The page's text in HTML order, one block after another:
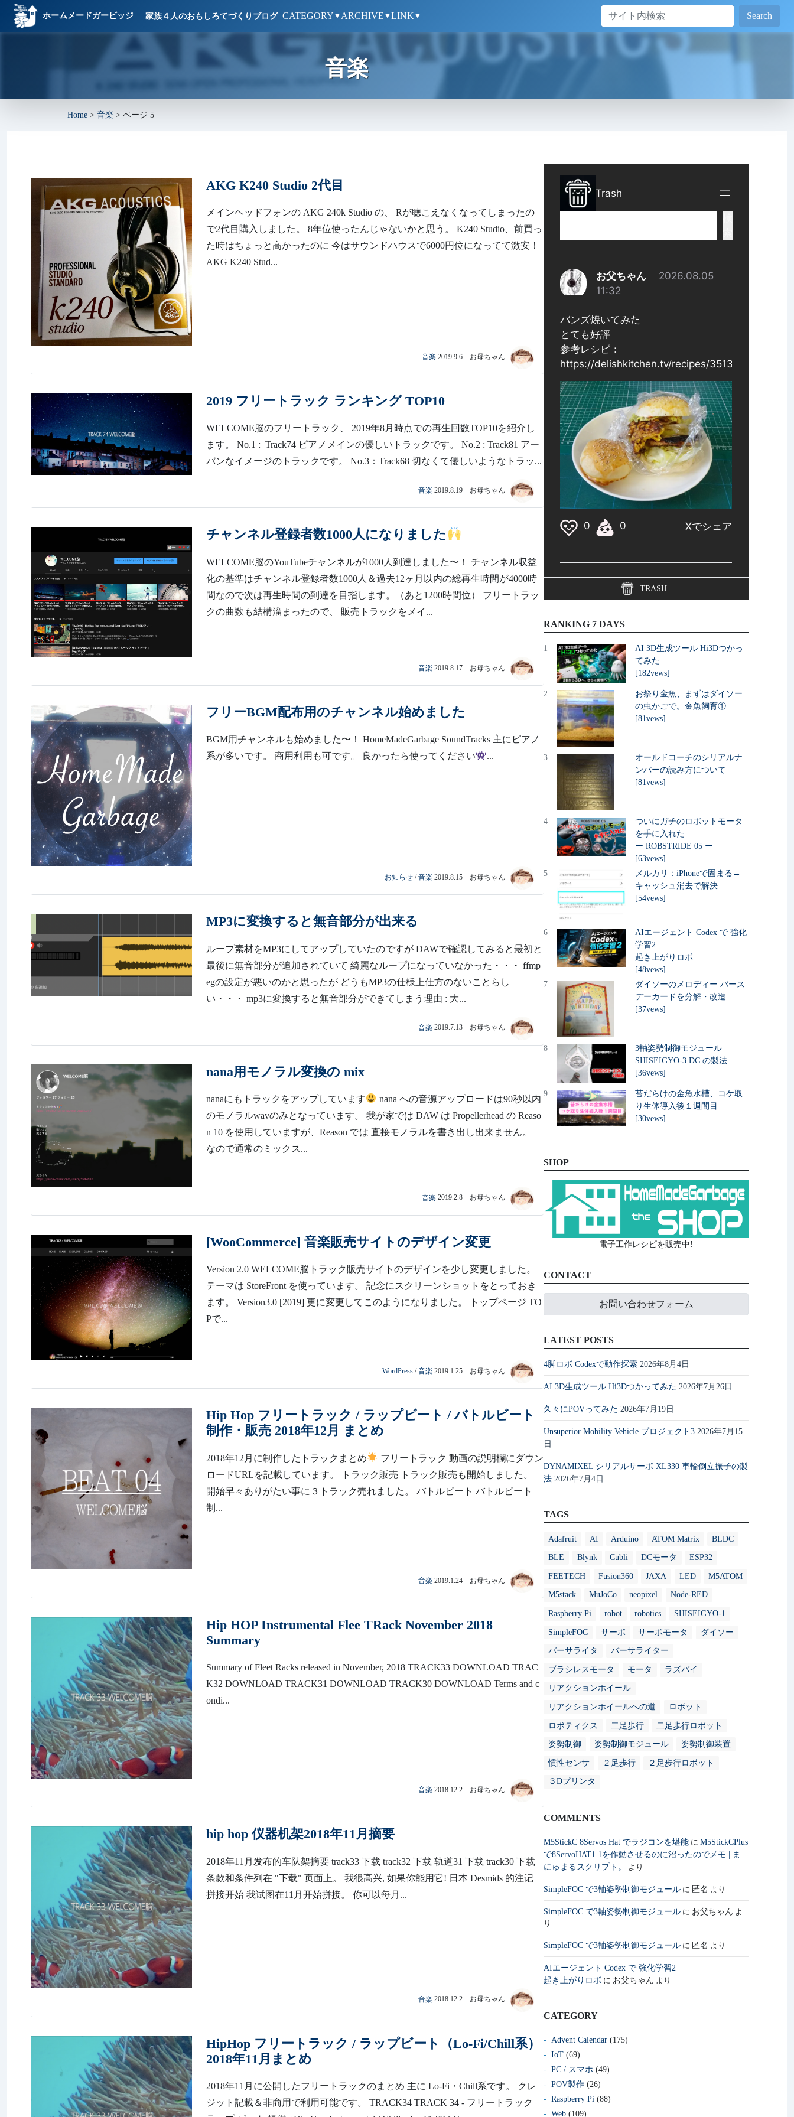
ホームメードガービッジ 家族４人のおもしろてづくりブログ CATEGORY ▼ ARCHIVE ▼LINK ▼ Search
音楽
Home > 音楽 > ページ 5
AKG K240 Studio 2代目
メインヘッドフォンの AKG 240k Studio の、 Rが聴こえなくなってしまったの
で2代目購入しました。 8年位使ったんじゃないかと思う。 K240 Studio、前買っ
た時はちょっと高かったのに 今はサウンドハウスで6000円位になってて激安！
AKG K240 Stud...
音楽 2019.9.6 お母ちゃん
2019 フリートラック ランキング TOP10
WELCOME脳のフリートラック、 2019年8月時点での再生回数TOP10を紹介し
ます。 No.1 : Track74 ピアノメインの優しいトラックです。 No.2 : Track81 アー
バンなイメージのトラックです。 No.3：Track68 切なくて優しいようなトラッ...
音楽 2019.8.19 お母ちゃん
チャンネル登録者数1000人になりました
WELCOME脳のYouTubeチャンネルが1000人到達しました〜！ チャンネル収益
化の基準はチャンネル登録者数1000人＆過去12ヶ月以内の総再生時間が4000時
間なので次は再生時間の到達を目指します。（あと1200時間位） フリートラッ
クの曲数も結構溜まったので、 販売トラックをメイ...
音楽 2019.8.17 お母ちゃん
フリーBGM配布用のチャンネル始めました
BGM用チャンネルも始めました〜！ HomeMadeGarbage SoundTracks 主にピアノ
系が多いです。 商用利用も可です。 良かったら使ってください
...
お知らせ /音楽 2019.8.15 お母ちゃん
MP3に変換すると無音部分が出来る
ループ素材をMP3にしてアップしていたのですが DAWで確認してみると最初と
最後に無音部分が追加されていて 綺麗なループになっていなかった・・・ ffmp
egの設定が悪いのかと思ったが どうもMP3の仕様上仕方のないことらし
い・・・ mp3に変換すると無音部分ができてしまう理由 : 大...
音楽 2019.7.13 お母ちゃん
nana用モノラル変換の mix
nanaにもトラックをアップしています
nana への音源アップロードは90秒以内
のモノラルwavのみとなっています。 我が家では DAW は Propellerhead の Reaso
n 10 を使用していますが、Reason では 直接モノラルを書き出し出来ません。
なので通常のミックス...
音楽 2019.2.8 お母ちゃん
[WooCommerce] 音楽販売サイトのデザイン変更
Version 2.0 WELCOME脳トラック販売サイトのデザインを少し変更しました。
テーマは StoreFront を使っています。 記念にスクリーンショットをとっておき
ます。 Version3.0 [2019] 更に変更してこのようになりました。 トップページ TO
Pで...
WordPress /音楽 2019.1.25 お母ちゃん
Hip Hop フリートラック / ラップビート / バトルビート
制作・販売 2018年12月 まとめ
2018年12月に制作したトラックまとめ
フリートラック 動画の説明欄にダウン
ロードURLを記載しています。 トラック販売 トラック販売も開始しました。
開始早々ありがたい事に３トラック売れました。 バトルビート バトルビート
制...
音楽 2019.1.24 お母ちゃん
Hip HOP Instrumental Flee TRack November 2018
Summary
Summary of Fleet Racks released in November, 2018 TRACK33 DOWNLOAD TRAC
K32 DOWNLOAD TRACK31 DOWNLOAD TRACK30 DOWNLOAD Terms and c
ondi...
音楽 2018.12.2 お母ちゃん
hip hop 仪器机架2018年11月摘要
2018年11月发布的车队架摘要 track33 下载 track32 下载 轨道31 下载 track30 下载
条款和条件列在 "下载" 页面上。 我很高兴, 如果你能用它! 日本 Desmids 的注记
拼接开始 我试图在11月开始拼接。 你可以每月...
音楽 2018.12.2 お母ちゃん
HipHop フリートラック / ラップビート（Lo-Fi/Chill系）
2018年11月まとめ
2018年11月に公開したフリートラックのまとめ 主に Lo-Fi・Chill系です。 クレ
ジット記載＆非商用で利用可能です。 TRACK34 TRACK 34 - フリートラック
TRASH
RANKING 7 DAYS
1
AI 3D生成ツール Hi3Dつかっ
てみた
[182vews]
2
お祭り金魚、まずはダイソー
の虫かごで。金魚飼育①
[81vews]
3
オールドコーチのシリアルナ
ンバーの読み方について
[81vews]
4
ついにガチのロボットモータ
を手に入れた
ー ROBSTRIDE 05 ー
[63vews]
5
メルカリ：iPhoneで固まる→
キャッシュ消去で解決
[54vews]
6
AIエージェント Codex で 強化
学習2
起き上がりロボ
[48vews]
7
ダイソーのメロディー バース
デーカードを分解・改造
[37vews]
8
3軸姿勢制御モジュール
SHISEIGYO-3 DC の製法
[36vews]
9
苔だらけの金魚水槽、コケ取
り生体導入後１週間目
[30vews]
SHOP
電子工作レシピを販売中!
CONTACT
お問い合わせフォーム
LATEST POSTS
4脚ロボ Codexで動作探索 2026年8月4日
AI 3D生成ツール Hi3Dつかってみた 2026年7月26日
久々にPOVってみた 2026年7月19日
Unsuperior Mobility Vehicle プロジェクト3 2026年7月15
日
DYNAMIXEL シリアルサーボ XL330 車輪倒立振子の製
法 2026年7月4日
TAGS
Adafruit AI Arduino ATOM Matrix BLDC
BLE Blynk Cubli DCモータ ESP32
FEETECH Fusion360 JAXA LED M5ATOM
M5stack MuJoCo neopixel Node-RED
Raspberry Pi robot robotics SHISEIGYO-1
SimpleFOC サーボ サーボモータ ダイソー
バーサライタ バーサライター
ブラシレスモータ モータ ラズパイ
リアクションホイール
リアクションホイールへの道 ロボット
ロボティクス 二足歩行 二足歩行ロボット
姿勢制御 姿勢制御モジュール 姿勢制御装置
慣性センサ ２足歩行 ２足歩行ロボット
３Dプリンタ
COMMENTS
M5StickC 8Servos Hat でラジコンを堪能 に M5StickCPlus
で8ServoHAT1.1を作動させるのに沼ったのでメモ | ま
にゅまるスクリプト。
より
SimpleFOC で3軸姿勢制御モジュール に 匿名 より
SimpleFOC で3軸姿勢制御モジュール に お父ちゃん よ
り
SimpleFOC で3軸姿勢制御モジュール に 匿名 より
AIエージェント Codex で 強化学習2
起き上がりロボ に お父ちゃん より
CATEGORY
Advent Calendar (175)
IoT (69)
PC / スマホ (49)
POV製作 (26)
Raspberry Pi (88)
Web (109)